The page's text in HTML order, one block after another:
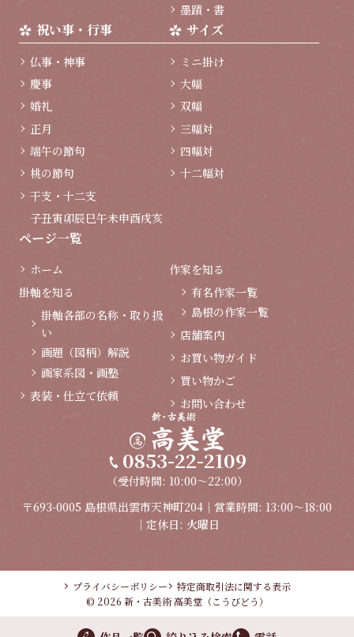
墨蹟・書
祝い事・行事
仏事・神事
慶事
婚礼
正月
端午の節句
桃の節句
干支・十二支
子丑寅卯辰巳午未申酉戌亥
サイズ
ミニ掛け
大幅
双幅
三幅対
四幅対
十二幅対
ページ一覧
ホーム
掛軸を知る
掛軸各部の名称・取り扱
い
画題（図柄）解説
画家系図・画塾
表装・仕立て依頼
作家を知る
有名作家一覧
島根の作家一覧
店舗案内
お買い物ガイド
買い物かご
お問い合わせ
0853-22-2109
（受付時間: 10:00～22:00）
〒693-0005 島根県出雲市天神町204｜営業時間: 13:00～18:00
｜定休日: 火曜日
プライバシーポリシー
特定商取引法に関する表示
© 2026 新・古美術 高美堂（こうびどう）